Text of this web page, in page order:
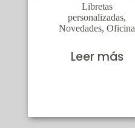
Libretas
personalizadas,
Novedades, Oficina
Leer más